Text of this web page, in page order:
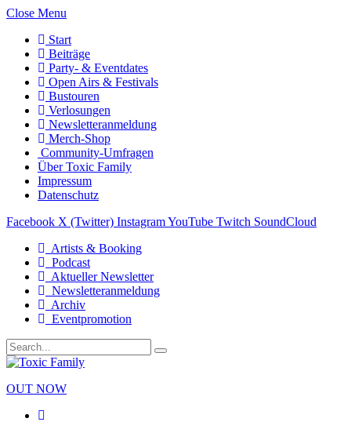
Close Menu
Start
Beiträge
Party- & Eventdates
Open Airs & Festivals
Bustouren
Verlosungen
Newsletteranmeldung
Merch-Shop
Community-Umfragen
Über Toxic Family
Impressum
Datenschutz
Facebook X (Twitter) InstagramYouTube Twitch SoundCloud
Artists & Booking
Podcast
Aktueller Newsletter
Newsletteranmeldung
Archiv
Eventpromotion
OUT NOW